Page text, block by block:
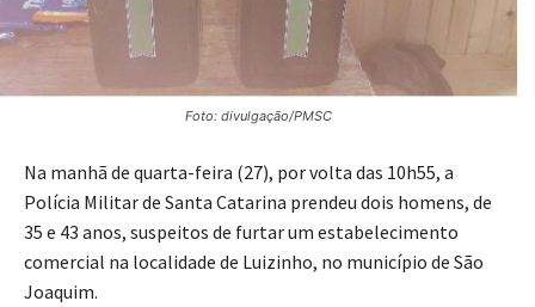
Foto: divulgação/PMSC
Na manhã de quarta-feira (27), por volta das 10h55, a
Polícia Militar de Santa Catarina prendeu dois homens, de
35 e 43 anos, suspeitos de furtar um estabelecimento
comercial na localidade de Luizinho, no município de São
Joaquim.